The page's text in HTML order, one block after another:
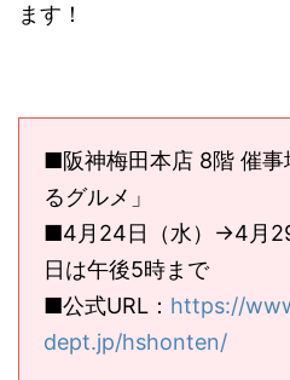
ます！
■阪神梅田本店 8階 催事
るグルメ」
■4月24日（水）→4月
日は午後5時まで
■公式URL： https://
dept.jp/hshonten/